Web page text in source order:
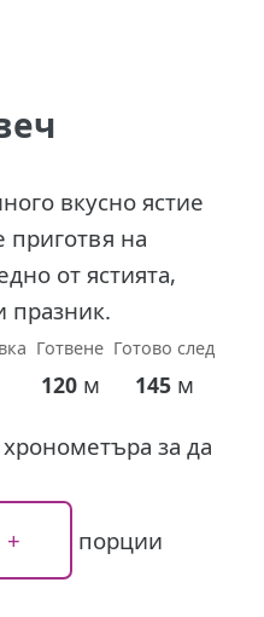
вкусно ястие
приготвя на
от ястията,
празник.
Готвене
120м
Готово след
145м
за да
порции